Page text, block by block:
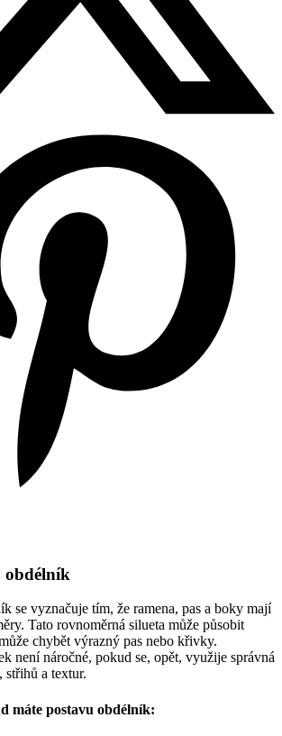
obdélník
se vyznačuje tím, že ramena, pas a boky mají
Tato rovnoměrná silueta může působit
chybět výrazný pas nebo křivky.
není náročné, pokud se, opět, využije správná
střihů a textur.
máte postavu obdélník: